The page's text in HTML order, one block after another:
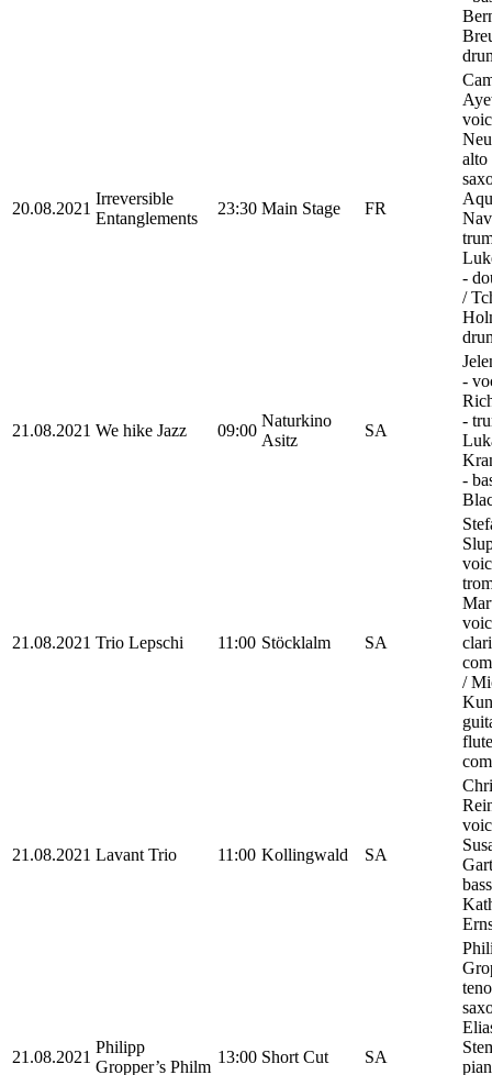
20.08.2021
Irreversible
Entanglements
23:30 Main Stage FR
alto
-
/
21.08.2021 We hike Jazz 09:00
Naturkino
Asitz
SA
-
-
-
21.08.2021 Trio Lepschi 11:00 Stöcklalm SA
/
21.08.2021 Lavant Trio 11:00 Kollingwald SA
21.08.2021
Philipp
Gropper’s Philm
13:00 Short Cut SA